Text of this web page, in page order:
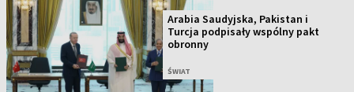
Arabia Saudyjska, Pakistan i
Turcja podpisały wspólny pakt
obronny
ŚWIAT